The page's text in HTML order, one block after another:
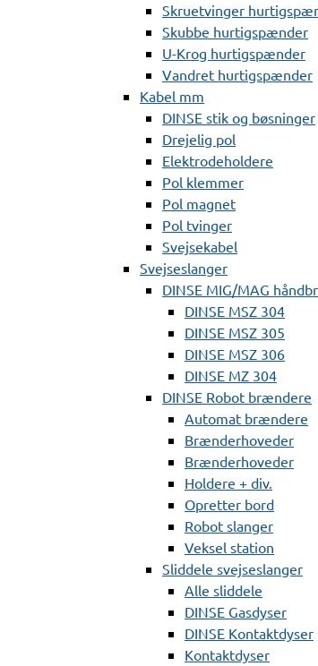
Skruetvinger
Skubbe hurtigspænder
U-Krog hurtigspænder
Vandret hurtigspænder
Kabel mm
DINSE stik og bøsninger
Drejelig pol
Elektrodeholdere
Pol klemmer
Pol magnet
Pol tvinger
Svejsekabel
Svejseslanger
DINSE MIG/MAG
DINSE MSZ 304
DINSE MSZ 305
DINSE MSZ 306
DINSE MZ 304
DINSE Robot brændere
Automat brændere
Brænderhoveder
Brænderhoveder
Holdere + div.
Opretter bord
Robot slanger
Veksel station
Sliddele svejseslanger
Alle sliddele
DINSE Gasdyser
DINSE Kontaktdyser
Kontaktdyser